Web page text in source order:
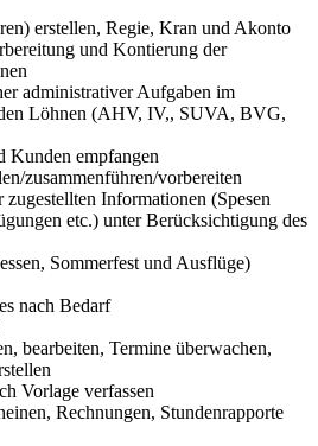
erstellen, Regie, Kran und Akonto
und Kontierung der
administrativer Aufgaben im
Löhnen (AHV, IV,, SUVA, BVG,
Kunden empfangen
zusammenführen/vorbereiten
zugestellten Informationen (Spesen
etc.) unter Berücksichtigung des
Sommerfest und Ausflüge)
nach Bedarf
bearbeiten, Termine überwachen,
Vorlage verfassen
Rechnungen, Stundenrapporte